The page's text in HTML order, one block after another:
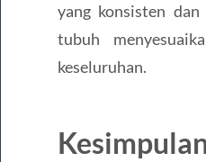
yang konsisten
tubuh
keseluruhan.